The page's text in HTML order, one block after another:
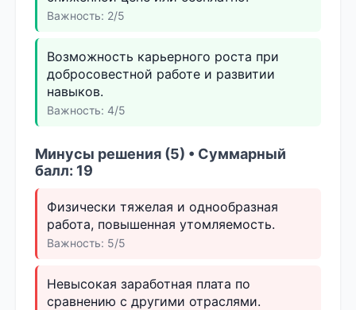
Важность: 2/5
Возможность карьерного роста при
добросовестной работе и развитии
навыков.
Важность: 4/5
Минусы решения (5) • Суммарный
балл: 19
Физически тяжелая и однообразная
работа, повышенная утомляемость.
Важность: 5/5
Невысокая заработная плата по
сравнению с другими отраслями.